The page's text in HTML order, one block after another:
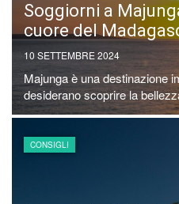
Soggiorni a
cuore del
10 SETTEMBRE 2024
Majunga è una destinazione
desiderano scoprire la
CONSIGLI